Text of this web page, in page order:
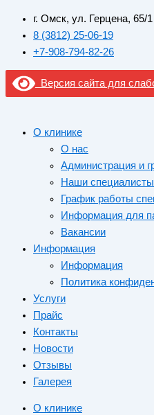
г. Омск, ул. Герцена, 65/1
8 (3812) 25-06-19
+7-908-794-82-26
Версия сайта для
О клинике
О нас
Администрация и
Наши специалисты
График работы
Информация для
Вакансии
Информация
Информация
Политика
Услуги
Прайс
Контакты
Новости
Отзывы
Галерея
О клинике